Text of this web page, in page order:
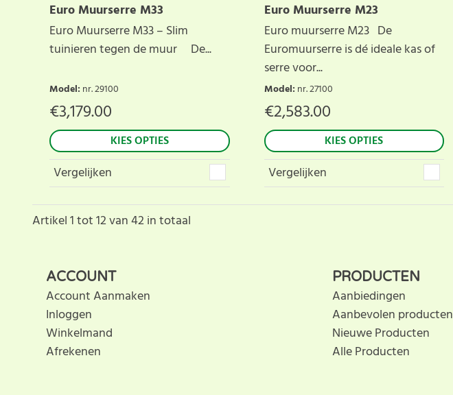
Euro Muurserre M33
Euro Muurserre M33 – Slim
tuinieren tegen de muur De...
Model: nr. 29100
€3,179.00
KIES OPTIES
Vergelijken
Euro Muurserre M23
Euro muurserre M23 De
Euromuurserre is dé ideale kas of
serre voor...
Model: nr. 27100
€2,583.00
KIES OPTIES
Vergelijken
Artikel1tot12van42in totaal
ACCOUNT
Account Aanmaken
Inloggen
Winkelmand
Afrekenen
PRODUCTEN
Aanbiedingen
Aanbevolen producten
Nieuwe Producten
Alle Producten